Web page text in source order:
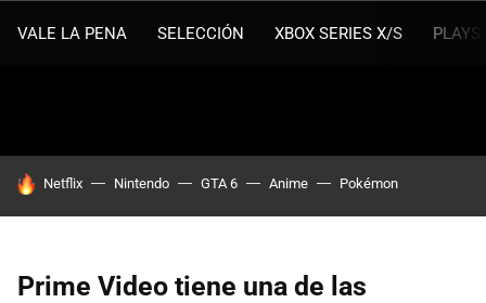
VALE LA PENA SELECCIÓN XBOX SERIES X/S
HOY SE HABLA DE
Netflix Nintendo GTA 6 Anime Pokémon
Prime Video tiene una de las